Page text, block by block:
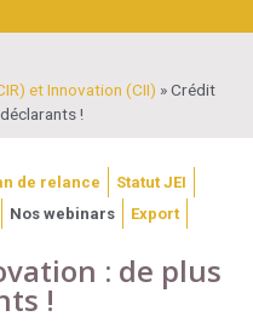
et Innovation (CII) »Crédit
!
de relance
Statut JEI
Nos webinars Export
: de plus
!